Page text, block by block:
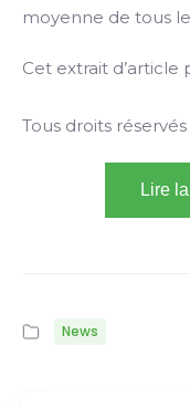
moyenne de tous
Cet extrait
Tous droits
Lire
News